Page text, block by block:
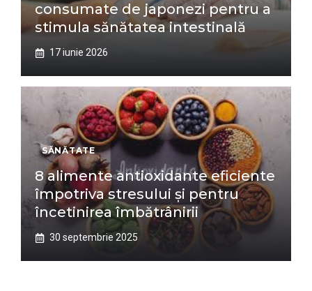
consumate de japonezi pentru a
stimula sănătatea intestinală
17 iunie 2026
SĂNĂTATE
8 alimente antioxidante eficiente
împotriva stresului și pentru
încetinirea îmbătrânirii
30 septembrie 2025